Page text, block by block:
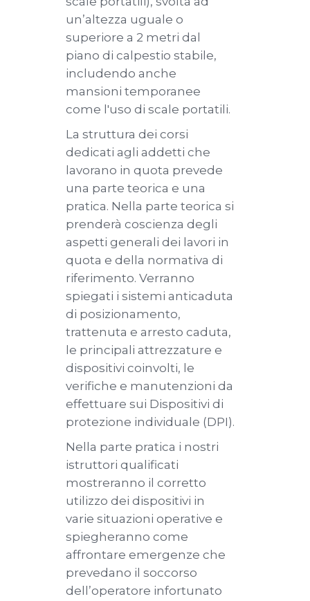
un’altezza uguale o
superiore a 2 metri dal
piano di calpestio stabile,
includendo anche
mansioni temporanee
come l'uso di scale portatili.
La struttura dei corsi
dedicati agli addetti che
lavorano in quota prevede
una parte teorica e una
pratica. Nella parte teorica si
prenderà coscienza degli
aspetti generali dei lavori in
quota e della normativa di
riferimento. Verranno
spiegati i sistemi anticaduta
di posizionamento,
trattenuta e arresto caduta,
le principali attrezzature e
dispositivi coinvolti, le
verifiche e manutenzioni da
effettuare sui Dispositivi di
protezione individuale (DPI).
Nella parte pratica i nostri
istruttori qualificati
mostreranno il corretto
utilizzo dei dispositivi in
varie situazioni operative e
spiegheranno come
affrontare emergenze che
prevedano il soccorso
dell’operatore infortunato